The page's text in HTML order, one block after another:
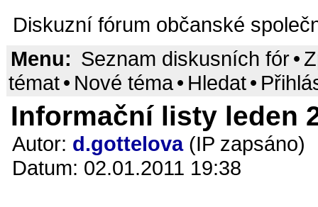
Diskuzní fórum občanské
Menu: Seznam diskusních fór•
témat• Nové téma• Hledat•
Informační listy leden
Autor: d.gottelova(IP zapsáno)
Datum: 02.01.2011 19:38